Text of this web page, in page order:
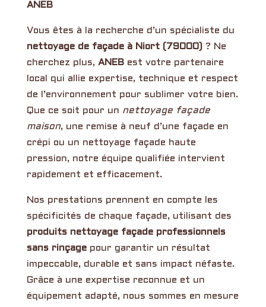
ANEB
Vous êtes à la recherche d’un spécialiste du
nettoyage de façade à Niort (79000) ? Ne
cherchez plus, ANEBest votre partenaire
local qui allie expertise, technique et respect
de l’environnement pour sublimer votre bien.
Que ce soit pour un nettoyage façade
maison, une remise à neuf d’une façade en
crépi ou un nettoyage façade haute
pression, notre équipe qualifiée intervient
rapidement et efficacement.
Nos prestations prennent en compte les
spécificités de chaque façade, utilisant des
produits nettoyage façade professionnels
sans rinçagepour garantir un résultat
impeccable, durable et sans impact néfaste.
Grâce à une expertise reconnue et un
équipement adapté, nous sommes en mesure